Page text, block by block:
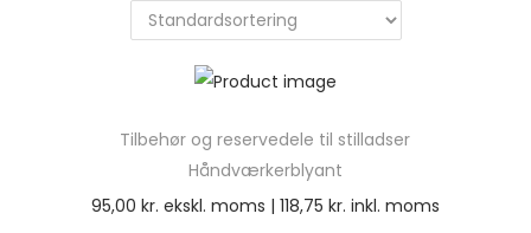
Tilbehør og reservedele til stilladser
Håndværkerblyant
95,00 kr. ekskl. moms | 118,75 kr. inkl. moms